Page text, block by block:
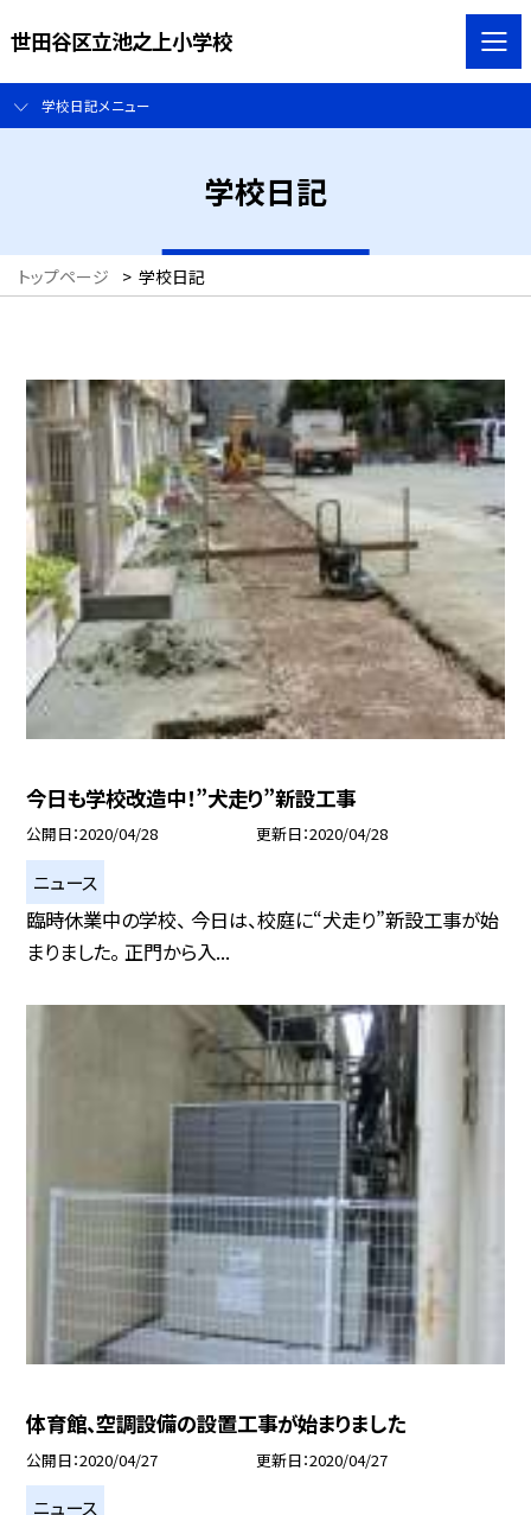
世田谷区立池之上小学校
学校日記メニュー
学校日記
トップページ > 学校日記
今日も学校改造中！”犬走り”新設工事
公開日 2020/04/28 更新日 2020/04/28
ニュース
臨時休業中の学校、 今日は、校庭に“犬走り”新設工事が始
まりました。 正門から入...
体育館、空調設備の設置工事が始まりました
公開日 2020/04/27 更新日 2020/04/27
ニュース